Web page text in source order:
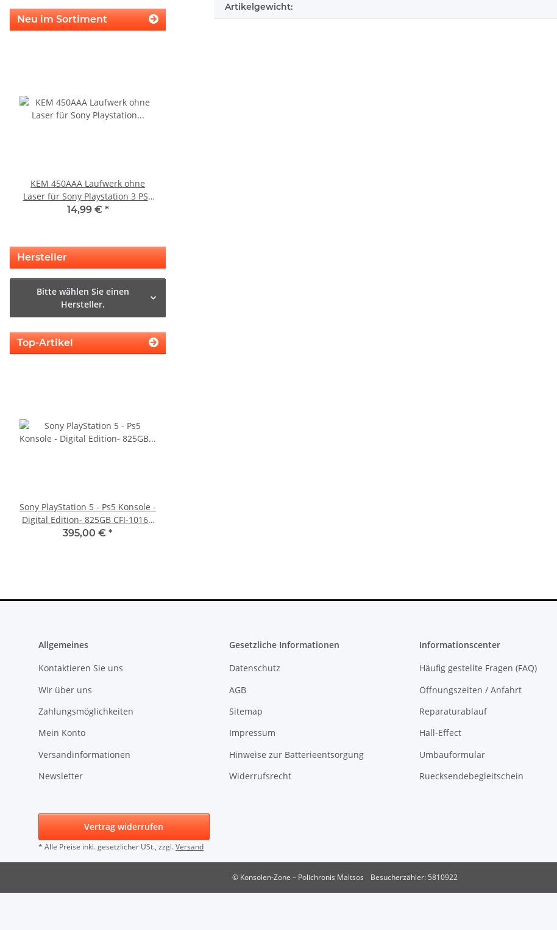
Artikelgewicht:
Neu im Sortiment
KEM 450AAA Laufwerk ohne
Laser für Sony Playstation 3 PS3
Slim gebraucht
14,99 € *
Hersteller
Bitte wählen Sie einen
Hersteller.
Top-Artikel
Sony PlayStation 5 - Ps5 Konsole -
Digital Edition- 825GB CFI-1016B
gebraucht
395,00 € *
Allgemeines
Kontaktieren Sie uns
Wir über uns
Zahlungsmöglichkeiten
Mein Konto
Versandinformationen
Newsletter
Gesetzliche Informationen
Datenschutz
AGB
Sitemap
Impressum
Hinweise zur Batterieentsorgung
Widerrufsrecht
Informationscenter
Häufig gestellte Fragen (FAQ)
Öffnungszeiten / Anfahrt
Reparaturablauf
Hall-Effect
Umbauformular
Ruecksendebegleitschein
Vertrag widerrufen
* Alle Preise inkl. gesetzlicher USt., zzgl.Versand
© Konsolen-Zone – Polichronis Maltsos Besucherzähler: 5810922